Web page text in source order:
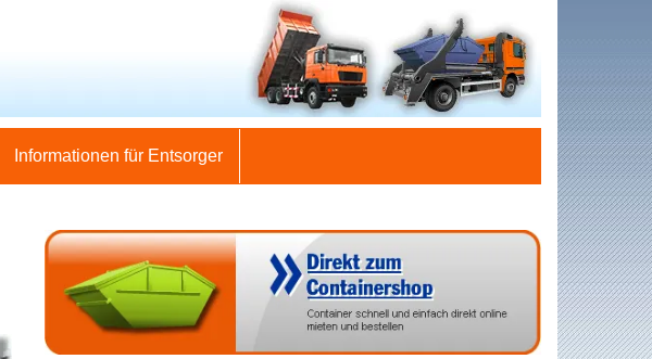
Informationen für Entsorger